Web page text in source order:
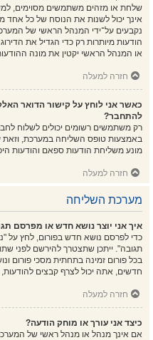
שלחת או מזהים משתמשים מסוימים,
אינך יכול לשנות את הנוסח של כל אחד
נקבעים על־ידי המנהל הראשי של
הודעות מיותרות רק כדי הגדיל את
או המנהל הראשי יקטין את מונה
חזרה למעלה
כאשר אני לוחץ על קישור הדואר
להתחבר?
רק משתמשים רשומים יכולים לשלוח
באמצעות טופס השליחה במערכת,
מונע משליחת הודעות ספאם והודעות
חזרה למעלה
מערכת השליחה
איך אני יוצר נושא חדש או מפרסם
כדי לפרסם נושא חדש בפורום, לחץ על
תגובה". ייתכן שתצטרך להירשם לפני
בכל פורום זמינה בתחתית מסכי פורום
חדשים, אתה יכול לצרף קבצים להודעות,
חזרה למעלה
כיצד אני עורך או מוחק הודעה?
אם אינך מנהל או מנהל ראשי של